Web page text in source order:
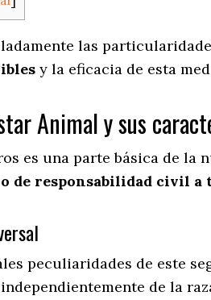
las
y la eficacia de esta
Animal y sus
es una parte básica de la
de responsabilidad civil a
peculiaridades de este
de la